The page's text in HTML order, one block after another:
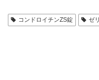
コンドロイチンZS錠 ゼ